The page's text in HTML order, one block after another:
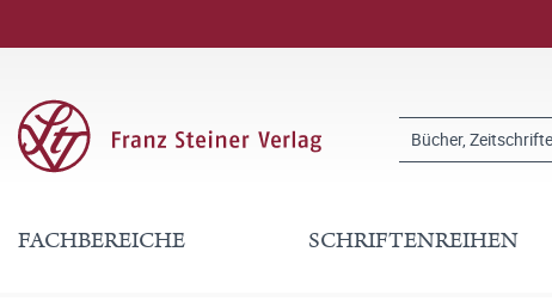
FACHBEREICHE SCHRIFTENREIHEN